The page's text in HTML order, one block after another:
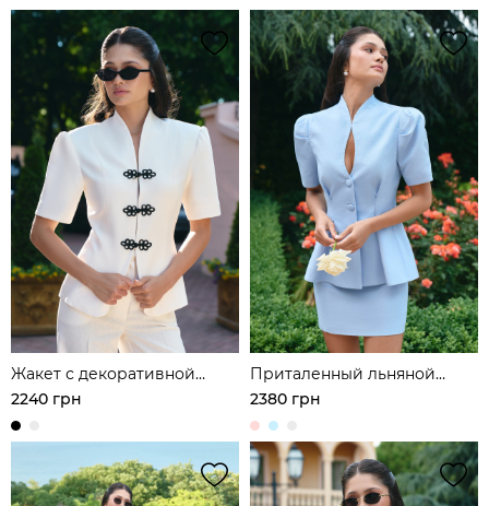
Жакет с декоративной
застежкой в азиатском
стиле из льна
2240 грн
Приталенный льняной
жакет с акцентной талией
2380 грн